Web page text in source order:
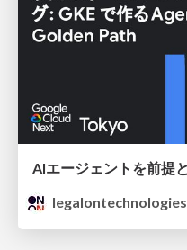
legalontechnologies